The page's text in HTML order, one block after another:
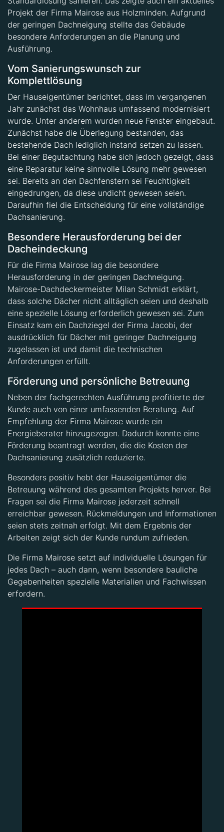
der geringen Dachneigung stellte das Gebäude
besondere Anforderungen an die Planung und
Ausführung.
Vom Sanierungswunsch zur
Komplettlösung
Der Hauseigentümer berichtet, dass im vergangenen
Jahr zunächst das Wohnhaus umfassend modernisiert
wurde. Unter anderem wurden neue Fenster eingebaut.
Zunächst habe die Überlegung bestanden, das
bestehende Dach lediglich instand setzen zu lassen.
Bei einer Begutachtung habe sich jedoch gezeigt, dass
eine Reparatur keine sinnvolle Lösung mehr gewesen
sei. Bereits an den Dachfenstern sei Feuchtigkeit
eingedrungen, da diese undicht gewesen seien.
Daraufhin fiel die Entscheidung für eine vollständige
Dachsanierung.
Besondere Herausforderung bei der
Dacheindeckung
Für die Firma Mairose lag die besondere
Herausforderung in der geringen Dachneigung.
Mairose-Dachdeckermeister Milan Schmidt erklärt,
dass solche Dächer nicht alltäglich seien und deshalb
eine spezielle Lösung erforderlich gewesen sei. Zum
Einsatz kam ein Dachziegel der Firma Jacobi, der
ausdrücklich für Dächer mit geringer Dachneigung
zugelassen ist und damit die technischen
Anforderungen erfüllt.
Förderung und persönliche Betreuung
Neben der fachgerechten Ausführung profitierte der
Kunde auch von einer umfassenden Beratung. Auf
Empfehlung der Firma Mairose wurde ein
Energieberater hinzugezogen. Dadurch konnte eine
Förderung beantragt werden, die die Kosten der
Dachsanierung zusätzlich reduzierte.
Besonders positiv hebt der Hauseigentümer die
Betreuung während des gesamten Projekts hervor. Bei
Fragen sei die Firma Mairose jederzeit schnell
erreichbar gewesen. Rückmeldungen und Informationen
seien stets zeitnah erfolgt. Mit dem Ergebnis der
Arbeiten zeigt sich der Kunde rundum zufrieden.
Die Firma Mairose setzt auf individuelle Lösungen für
jedes Dach – auch dann, wenn besondere bauliche
Gegebenheiten spezielle Materialien und Fachwissen
erfordern.